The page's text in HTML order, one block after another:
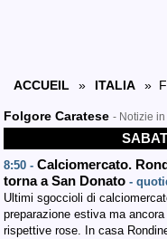
ACCUEIL » ITALIA »
Folgore Caratese - Notizie
8:50 - Calciomercato.
torna a San Donato -
Ultimi sgoccioli di
preparazione estiva ma
rispettive rose. In casa